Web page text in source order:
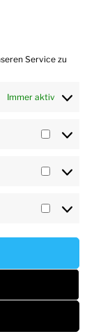
Service zu
Immer aktiv